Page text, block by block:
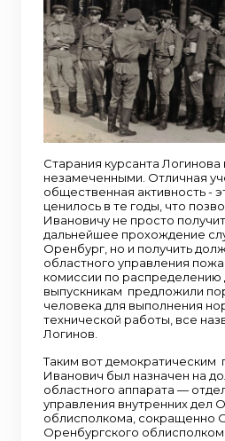
Старания курсанта Логинова
незамеченными. Отличная
общественная активность -
ценилось в те годы, что
Ивановичу не просто
дальнейшее прохождение
Оренбург, но и получить
областного управления
комиссии по распределению
выпускникам предложили
человека для выполнения
технической работы, все
Логинов.
Таким вот демократическим
Иванович был назначен на
областного аппарата —
управления внутренних дел
облисполкома,
Оренбургского